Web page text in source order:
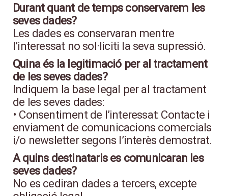
Durant quant de temps conservarem les
seves dades?
Les dades es conservaran mentre
l’interessat no sol·liciti la seva supressió.
Quina és la legitimació per al tractament
de les seves dades?
Indiquem la base legal per al tractament
de les seves dades:
• Consentiment de l’interessat: Contacte i
enviament de comunicacions comercials
i/o newsletter segons l’interès demostrat.
A quins destinataris es comunicaran les
seves dades?
No es cediran dades a tercers, excepte